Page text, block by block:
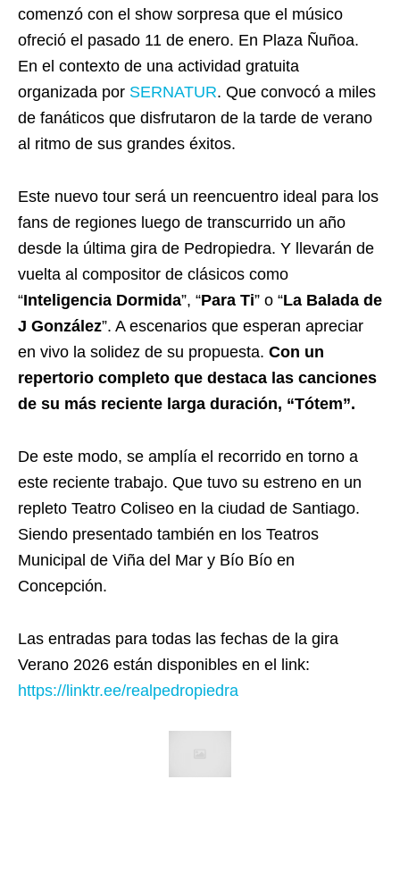
comenzó con el show sorpresa que el músico
ofreció el pasado 11 de enero. En Plaza Ñuñoa.
En el contexto de una actividad gratuita
organizada por SERNATUR. Que convocó a miles
de fanáticos que disfrutaron de la tarde de verano
al ritmo de sus grandes éxitos.
Este nuevo tour será un reencuentro ideal para los
fans de regiones luego de transcurrido un año
desde la última gira de Pedropiedra. Y llevarán de
vuelta al compositor de clásicos como
“Inteligencia Dormida”, “Para Ti” o “La Balada de
J González”. A escenarios que esperan apreciar
en vivo la solidez de su propuesta. Con un
repertorio completo que destaca las canciones
de su más reciente larga duración, “Tótem”.
De este modo, se amplía el recorrido en torno a
este reciente trabajo. Que tuvo su estreno en un
repleto Teatro Coliseo en la ciudad de Santiago.
Siendo presentado también en los Teatros
Municipal de Viña del Mar y Bío Bío en
Concepción.
Las entradas para todas las fechas de la gira
Verano 2026 están disponibles en el link:
https://linktr.ee/realpedropiedra